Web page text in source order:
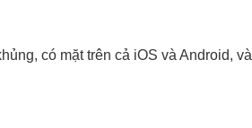
có mặt trên cả iOS và Android, và